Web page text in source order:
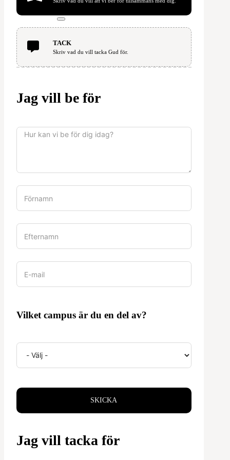
TACK
Skriv vad du vill tacka Gud för.
Jag vill be för
Vilket campus är du en del av?
SKICKA
Jag vill tacka för